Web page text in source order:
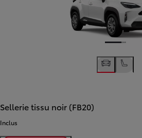
Sellerie tissu noir (FB20)
Inclus